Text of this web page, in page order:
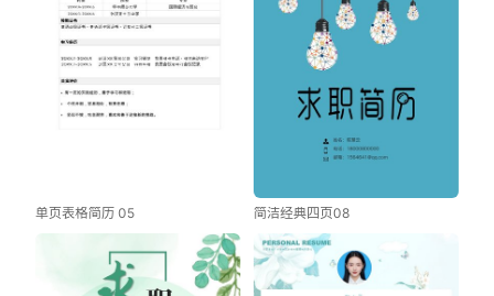
单页表格简历 05 简洁经典四页08